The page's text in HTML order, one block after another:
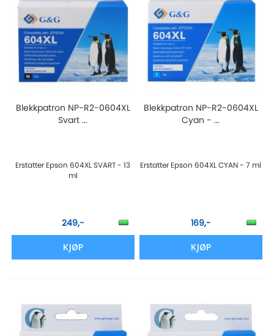
Blekkpatron NP-R2-0604XL
Svart ...
Erstatter Epson 604XL SVART - 13
ml
249,-
KJØP
Blekkpatron NP-R2-0604XL
Cyan - ...
Erstatter Epson 604XL CYAN - 7 ml
169,-
KJØP